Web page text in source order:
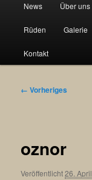
News Über uns
Rüden Galerie
Kontakt
Bilder-
← Vorheriges
oznor
Veröffentlicht26.